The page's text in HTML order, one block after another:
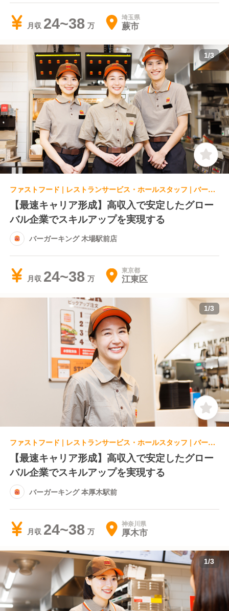
月収 24~38 埼玉県
蕨市
1/3
ファストフード | レストランサービス・ホールスタッフ | バーガーキング 木場駅前店
【最速キャリア形成】高収入で安定したグロー
バル企業でスキルアップを実現する
バーガーキング 木場駅前店
月収 24~38 東京都
江東区
1/3
ファストフード | レストランサービス・ホールスタッフ | バーガーキング 本厚木駅前
【最速キャリア形成】高収入で安定したグロー
バル企業でスキルアップを実現する
バーガーキング 本厚木駅前
月収 24~38 神奈川県
厚木市
1/3